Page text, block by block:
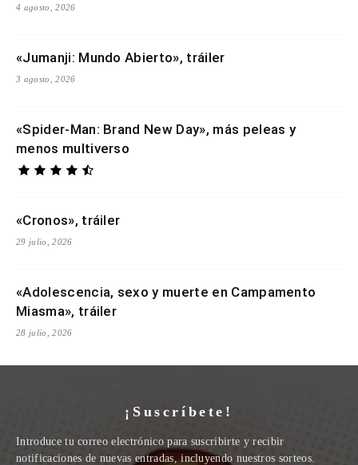
4 agosto, 2026
«Jumanji: Mundo Abierto», tráiler
3 agosto, 2026
«Spider-Man: Brand New Day», más peleas y
menos multiverso
«Cronos», tráiler
29 julio, 2026
«Adolescencia, sexo y muerte en Campamento
Miasma», tráiler
28 julio, 2026
¡Suscríbete!
Introduce tu correo electrónico para suscribirte y recibir
notificaciones de nuevas entradas, incluyendo nuestros sorteos.